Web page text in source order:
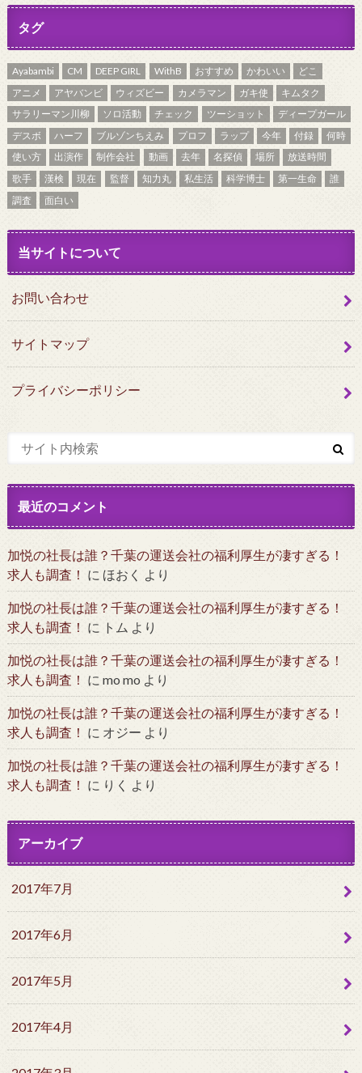
タグ
Ayabambi CM DEEP GIRL WithB おすすめ かわいい
どこ
アニメ
アヤバンビ ウィズビー カメラマン ガキ使
キムタク
サラリーマン川柳
ソロ活動 チェック ツーショット
ディープガール
デスボ
ハーフ ブルゾンちえみ プロフ ラップ 今年 付録
何時
使い方
出演作 制作会社 動画 去年 名探偵 場所
放送時間
歌手
漢検 現在 監督 知力丸 私生活 科学博士 第一生命
誰
調査
面白い
当サイトについて
お問い合わせ
サイトマップ
プライバシーポリシー
最近のコメント
加悦の社長は誰？千葉の運送会社の福利厚生が凄すぎる！
求人も調査！ に ほおく より
加悦の社長は誰？千葉の運送会社の福利厚生が凄すぎる！
求人も調査！ に トム より
加悦の社長は誰？千葉の運送会社の福利厚生が凄すぎる！
求人も調査！ に mo mo より
加悦の社長は誰？千葉の運送会社の福利厚生が凄すぎる！
求人も調査！ に オジー より
加悦の社長は誰？千葉の運送会社の福利厚生が凄すぎる！
求人も調査！ に りく より
アーカイブ
2017年7月
2017年6月
2017年5月
2017年4月